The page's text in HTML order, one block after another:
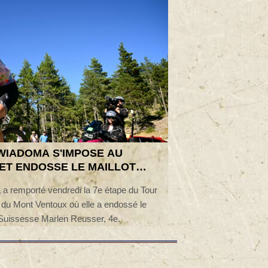
S'IMPOSE AU
ENDOSSE LE MAILLOT
remporté vendredi la 7e étape du Tour
Mont Ventoux où elle a endossé le
Marlen Reusser, 4e.